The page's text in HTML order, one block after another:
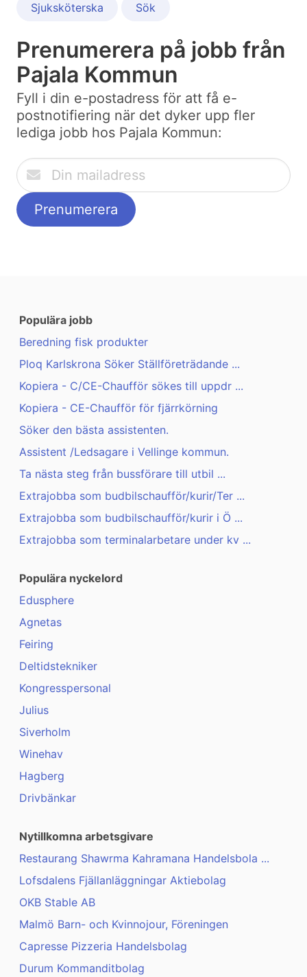
Sjuksköterska Sök
Prenumerera på jobb från
Pajala Kommun
Fyll i din e-postadress för att få e-
postnotifiering när det dyker upp fler
lediga jobb hos Pajala Kommun:
Populära jobb
Beredning fisk produkter
Ploq Karlskrona Söker Ställföreträdande ...
Kopiera - C/CE-Chaufför sökes till uppdr ...
Kopiera - CE-Chaufför för fjärrkörning
Söker den bästa assistenten.
Assistent /Ledsagare i Vellinge kommun.
Ta nästa steg från bussförare till utbil ...
Extrajobba som budbilschaufför/kurir/Ter ...
Extrajobba som budbilschaufför/kurir i Ö ...
Extrajobba som terminalarbetare under kv ...
Populära nyckelord
Edusphere
Agnetas
Feiring
Deltidstekniker
Kongresspersonal
Julius
Siverholm
Winehav
Hagberg
Drivbänkar
Nytillkomna arbetsgivare
Restaurang Shawrma Kahramana Handelsbola ...
Lofsdalens Fjällanläggningar Aktiebolag
OKB Stable AB
Malmö Barn- och Kvinnojour, Föreningen
Capresse Pizzeria Handelsbolag
Durum Kommanditbolag